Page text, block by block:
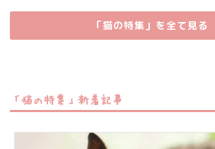
「猫の特集」を全て見る
「猫の特集」新着記事